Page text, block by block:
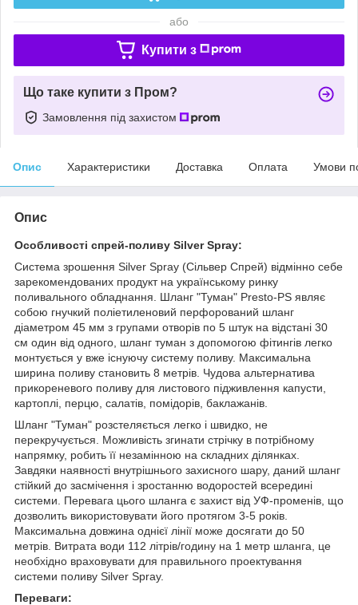
або
Купити з
Що таке купити з Пром?
Замовлення під захистом
Опис Характеристики Доставка Оплата Умови
Опис
Особливості спрей-поливу Silver Spray:
Система зрошення Silver Spray (Сільвер Спрей) відмінно себе
зарекомендованих продукт на українському ринку
поливального обладнання. Шланг "Туман" Presto-PS являє
собою гнучкий поліетиленовий перфорований шланг
діаметром 45 мм з групами отворів по 5 штук на відстані 30
см один від одного, шланг туман з допомогою фітингів легко
монтується у вже існуючу систему поливу. Максимальна
ширина поливу становить 8 метрів. Чудова альтернатива
прикореневого поливу для листового підживлення капусти,
картоплі, перцю, салатів, помідорів, баклажанів.
Шланг "Туман" розстеляється легко і швидко, не
перекручується. Можливість згинати стрічку в потрібному
напрямку, робить її незамінною на складних ділянках.
Завдяки наявності внутрішнього захисного шару, даний шланг
стійкий до засмічення і зростанню водоростей всередині
системи. Перевага цього шланга є захист від УФ-променів, що
дозволить використовувати його протягом 3-5 років.
Максимальна довжина однієї лінії може досягати до 50
метрів. Витрата води 112 літрів/годину на 1 метр шланга, це
необхідно враховувати для правильного проектування
системи поливу Silver Spray.
Переваги: